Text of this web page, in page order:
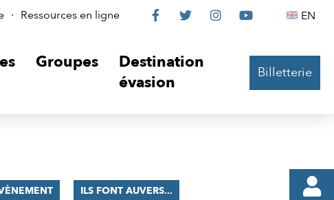
Ressources en ligne
Le
sur

Le

Le

Le
 EN
Groupes
Destination
évasion
Billetterie

ILS FONT AUVERS...